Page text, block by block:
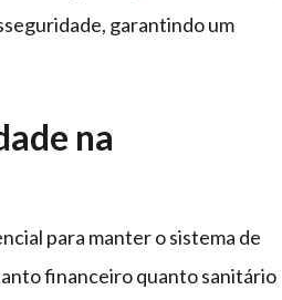
garantindo um
na
para manter o sistema de
financeiro quanto sanitário